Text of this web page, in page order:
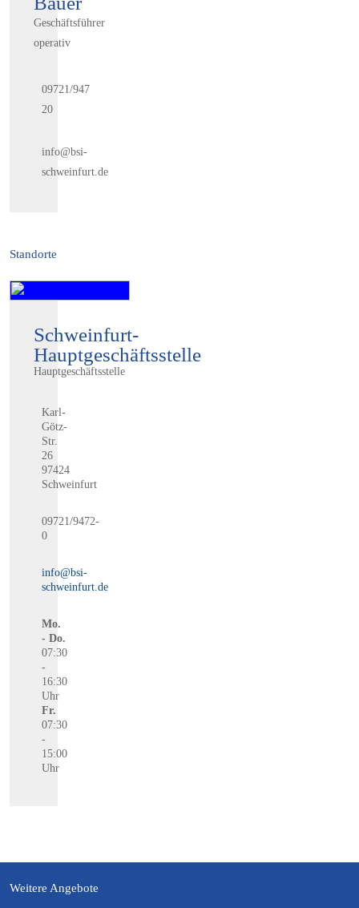
Geschäftsführer
operativ
09721/947
20
info@bsi-
schweinfurt.de
Standorte
Schweinfurt-
Hauptgeschäftsstelle
Hauptgeschäftsstelle
Karl-
Götz-
Str.
26
97424
Schweinfurt
09721/9472-
0
info@bsi-
schweinfurt.de
Mo.
- Do.
07:30
-
16:30
Uhr
Fr.
07:30
-
15:00
Uhr
Weitere Angebote